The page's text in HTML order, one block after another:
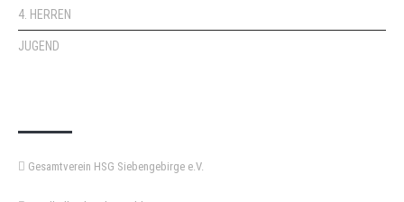
4. HERREN
JUGEND
Gesamtverein HSG Siebengebirge e.V.